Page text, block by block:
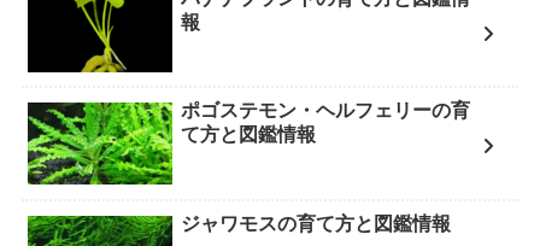
報
ポゴステモン・ヘルフェリーの育
て方と図鑑情報
ジャワモスの育て方と図鑑情報